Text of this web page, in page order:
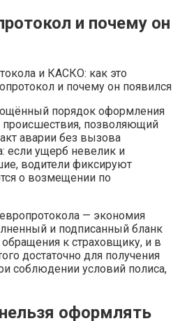
и почему он
порядок оформления
происшествия, позволяющий
аварии без вызова
если ущерб невелик и
водители фиксируют
о возмещении по
— экономия
и подписанный бланк
к страховщику, и в
достаточно для получения
соблюдении условий полиса,
оформлять